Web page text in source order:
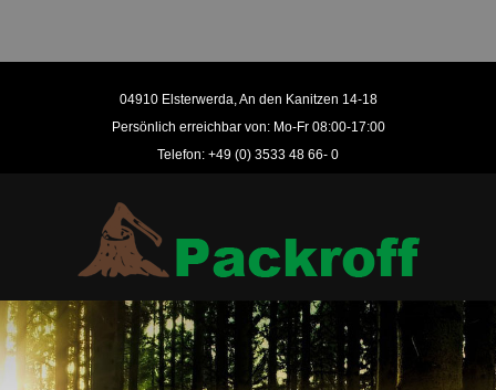
04910 Elsterwerda, An den Kanitzen 14-18
Persönlich erreichbar von: Mo-Fr 08:00-17:00
Telefon: +49 (0) 3533 48 66- 0